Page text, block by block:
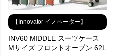
【Innovator イノベーター】
INV60 MIDDLE スーツケース
Mサイズ フロントオープン 62L